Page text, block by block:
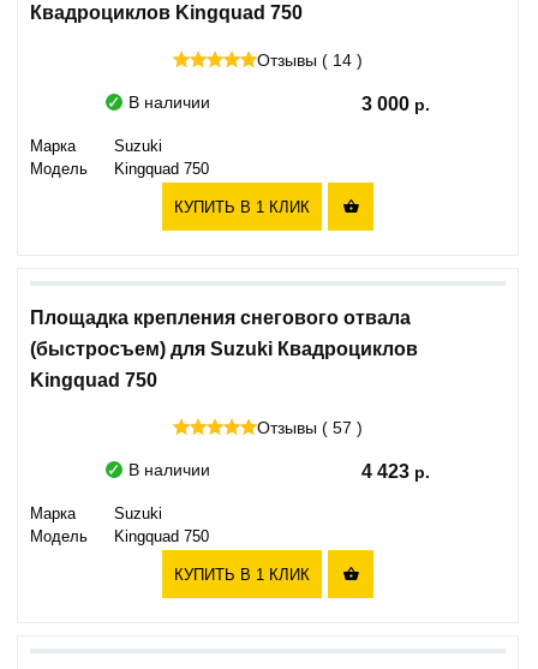
Квадроциклов Kingquad 750
Отзывы ( 14 )
В наличии 3 000
Марка
Suzuki
Модель
Kingquad 750
КУПИТЬ В 1 КЛИК 
Площадка крепления снегового отвала
(быстросъем) для Suzuki Квадроциклов
Kingquad 750
Отзывы ( 57 )
В наличии 4 423
Марка
Suzuki
Модель
Kingquad 750
КУПИТЬ В 1 КЛИК 